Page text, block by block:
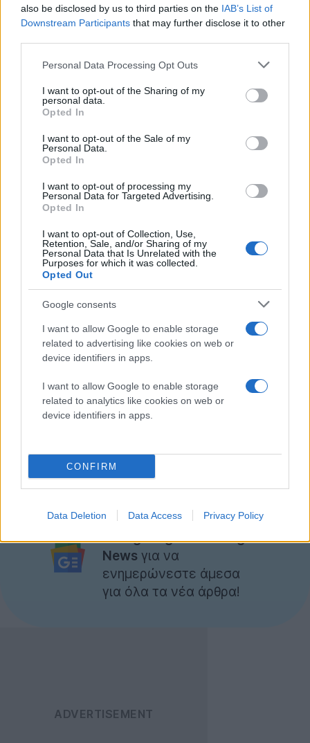
also be disclosed by us to third parties on the IAB’s List of
Downstream Participants that may further disclose it to other
Please note that this website/app uses one or more Google
not limited to your visit or usage behaviour. You may click to
grant or deny consent to Google and its third-party tags to
use your data for below specified purposes in below Google
consent section.
Personal Data Processing Opt Outs
I want to opt-out of the Sharing of my
personal data.
Opted In
I want to opt-out of the Sale of my
Personal Data.
Opted In
I want to opt-out of processing my
Personal Data for Targeted Advertising.
Opted In
I want to opt-out of Collection, Use,
Retention, Sale, and/or Sharing of my
Personal Data that Is Unrelated with the
Purposes for which it was collected.
Opted Out
Google consents
I want to allow Google to enable storage
related to advertising like cookies on web or
device identifiers in apps.
I want to allow Google to enable storage
related to analytics like cookies on web or
device identifiers in apps.
CONFIRM
Data Deletion Data Access Privacy Policy
Ο λόγος γίνεται για το
έσοδα €1.35 εκατομμύρια! Το πολυαναμενόμενο
παιχνίδι κυκλοφόρησε στις 9 Δεκεμβρίου και
σύμφωνα με τα στοιχεία από τοApple Game Center
μέχρι τις 13 Δεκεμβρίου271.000διαφορετικοί
χρήστες είχαν ασχοληθεί μαζί του.
ρυθμός πώλησηςείναι ο γρηγορότερος όλων των
εποχών για κάποια εφαρμογή του iOS. Από την άλλη,
η τιμή της εφαρμογής είναι€4.99για iPhone/iPod
Touch/iPad, το οποίο δικαιολογεί κατά ένα μέρος τον
Να τονίσουμε ότι τοInfinity Blade είναι το πρώτο
παιχνίδι για iOS που βασίζεται στη
άλλα.
[πηγήAppmodo]
Ακολουθήστε το
Techgear.gr στο Google
News για να
ενημερώνεστε άμεσα
για όλα τα νέα άρθρα!